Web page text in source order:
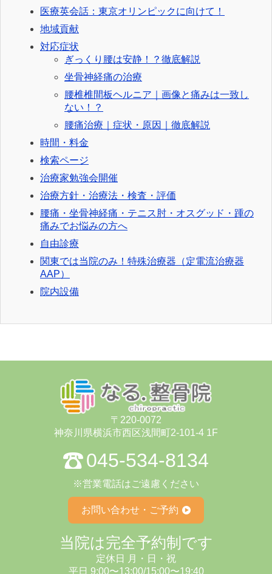
医療英会話：東京オリンピックに向けて！
地域貢献
対応症状
ぎっくり腰は安静！？徹底解説
坐骨神経痛の治療
腰椎椎間板ヘルニア｜画像と痛みは一致し
ない！？
腰痛治療｜症状・原因｜徹底解説
時間・料金
検索ページ
治療家勉強会開催
治療方針・治療法・検査・評価
腰痛・坐骨神経痛・テニス肘・オスグッド・踵の
痛みでお悩みの方へ
自由診療
関東では当院のみ！特殊治療器（定電流治療器
AAP）
院内設備
〒220-0072
神奈川県横浜市⻄区浅間町2-101-4 1F
045-534-8134
※営業電話はご遠慮ください
お問い合わせ・ご予約
当院は完全予約制です
定休⽇ ⽉・⽇・祝
平日 9:00〜13:00/15:00〜19:40